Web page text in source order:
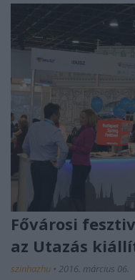
Fővárosi
az Utazás
szinhazhu • 2016. március 06.